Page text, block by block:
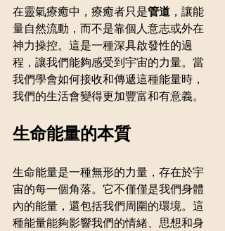
在靈氣療癒中，療癒者只是管道 ，讓能
量自然流動，而不是靠個人意志或外在
神力操控。這是一種深具啟發性的過
程，讓我們能夠感受到宇宙的力量。當
我們學會如何接收和傳遞這種能量時，
我們的生活會變得更加豐富和有意義。
生命能量的本質
生命能量是一種無形的力量，存在於宇
宙的每一個角落。它不僅僅是我們身體
內的能量，還包括我們周圍的環境。這
種能量能夠影響我們的情緒、思想和身